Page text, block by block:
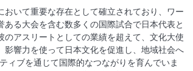
おいて重要な存在として確立されており、ワー
ある大会を含む数多くの国際試合で日本代表と
のアスリートとしての業績を超えて、文化大使
影響力を使って日本文化を促進し、地域社会へ
ブを通じて国際的なつながりを育んでいま